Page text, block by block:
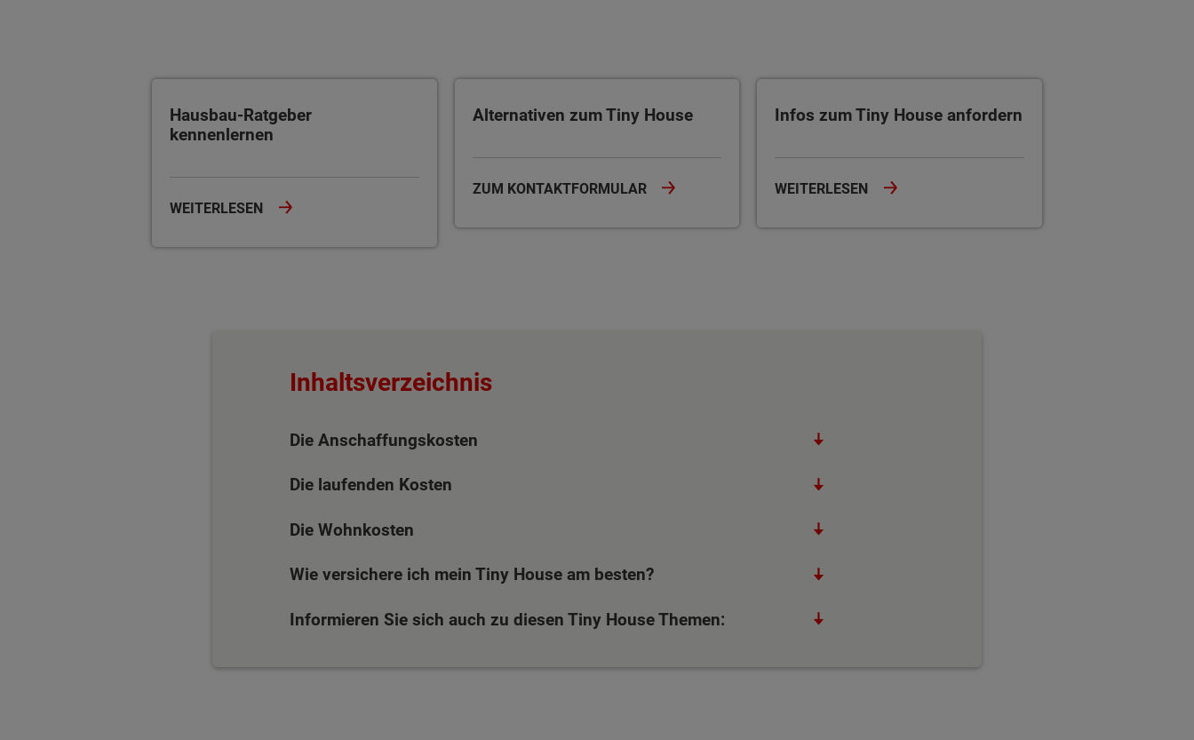
Hausbau-Ratgeber
kennenlernen
WEITERLESEN
Alternativen zum Tiny House
ZUM KONTAKTFORMULAR
Infos zum Tiny House anfordern
WEITERLESEN
Inhaltsverzeichnis
Die Anschaffungskosten
Die laufenden Kosten
Die Wohnkosten
Wie versichere ich mein Tiny House am besten?
Informieren Sie sich auch zu diesen Tiny House Themen:
Wonach möchten Sie suchen?